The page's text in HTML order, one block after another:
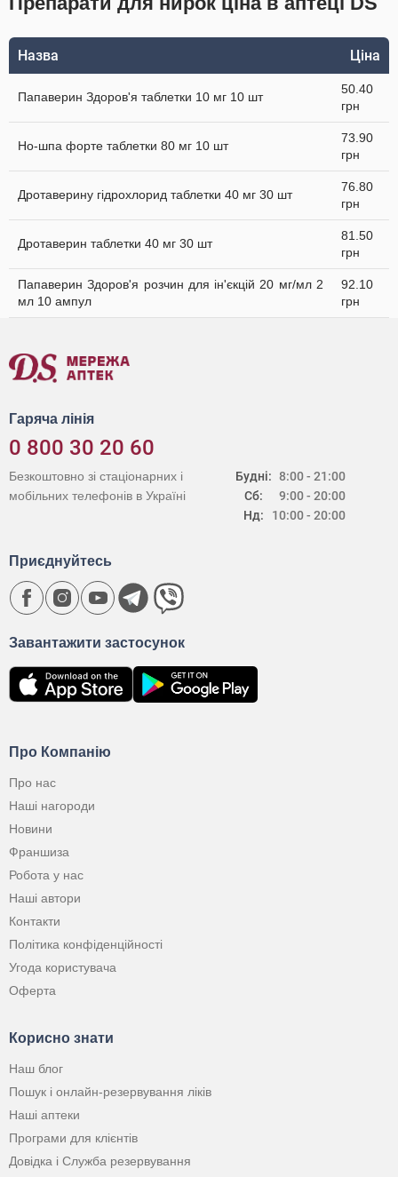
Назва Ціна
Папаверин Здоров'я таблетки 10 мг 10 шт
50.40
грн
Но-шпа форте таблетки 80 мг 10 шт
73.90
грн
Дротаверину гідрохлорид таблетки 40 мг 30 шт
76.80
грн
Дротаверин таблетки 40 мг 30 шт
81.50
грн
Папаверин Здоров'я розчин для ін'єкцій 20 мг/мл 2
мл 10 ампул
92.10
грн
Гаряча лінія
0 800 30 20 60
Будні:
Сб:
Нд:
8:00 - 21:00
9:00 - 20:00
10:00 - 20:00
Безкоштовно зі стаціонарних і
мобільних телефонів в Україні
Про Компанію
Про нас
Наші нагороди
Новини
Франшиза
Робота у нас
Наші автори
Контакти
Політика конфіденційності
Угода користувача
Оферта
Корисно знати
Наш блог
Пошук і онлайн-резервування ліків
Наші аптеки
Програми для клієнтів
Довідка і Служба резервування
Завантажити застосунок
Приєднуйтесь